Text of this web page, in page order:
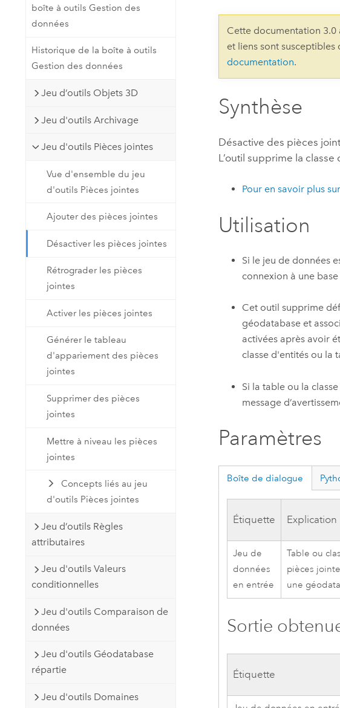
cartographie et d’analyse spatiale
Tous les produits
boîte à outils Gestion des
données
Historique de la boîte à outils
Gestion des données
Jeu d’outils Objets 3D
Jeu d'outils Archivage
Jeu d'outils Pièces jointes
Vue d'ensemble du jeu
d'outils Pièces jointes
Ajouter des pièces jointes
Désactiver les pièces jointes
Rétrograder les pièces
jointes
Activer les pièces jointes
Générer le tableau
d'appariement des pièces
jointes
Supprimer des pièces
jointes
Mettre à niveau les pièces
jointes
Concepts liés au jeu
d'outils Pièces jointes
Jeu d’outils Règles
attributaires
Jeu d'outils Valeurs
conditionnelles
Jeu d'outils Comparaison de
données
Jeu d'outils Géodatabase
répartie
Jeu d'outils Domaines
Cette documentation 3.0
et liens sont susceptibles
documentation.
Synthèse
Désactive des pièces
L’outil supprime la
Pour en savoir plus
Utilisation
Si le jeu de données
connexion à une
Cet outil supprime
géodatabase et
activées après avoir
classe d'entités ou la
Si la table ou la
message
Paramètres
Boîte de dialogue
Étiquette Explication
Jeu de
données
en entrée
Table ou
pièces
une
Sortie
Étiquette